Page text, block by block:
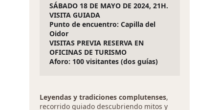
SÁBADO 18 DE MAYO DE 2024, 21H.
VISITA GUIADA
Punto de encuentro: Capilla del
Oidor
VISITAS PREVIA RESERVA EN
OFICINAS DE TURISMO
Aforo: 100 visitantes (dos guías)
Leyendas y tradiciones complutenses,
recorrido guiado descubriendo mitos y